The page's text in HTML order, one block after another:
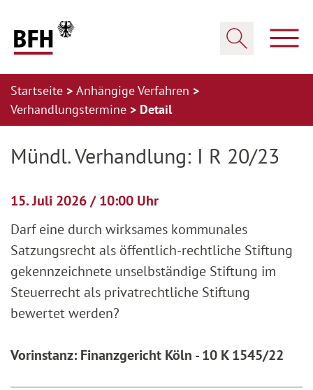
Startseite
Anhängige Verfahren
Verhandlungstermine
Detail
Mündl. Verhandlung: I R 20/23
15. Juli 2026 / 10:00 Uhr
Darf eine durch wirksames kommunales
Satzungsrecht als öffentlich-rechtliche Stiftung
gekennzeichnete unselbständige Stiftung im
Steuerrecht als privatrechtliche Stiftung
bewertet werden?
Vorinstanz: Finanzgericht Köln - 10 K 1545/22